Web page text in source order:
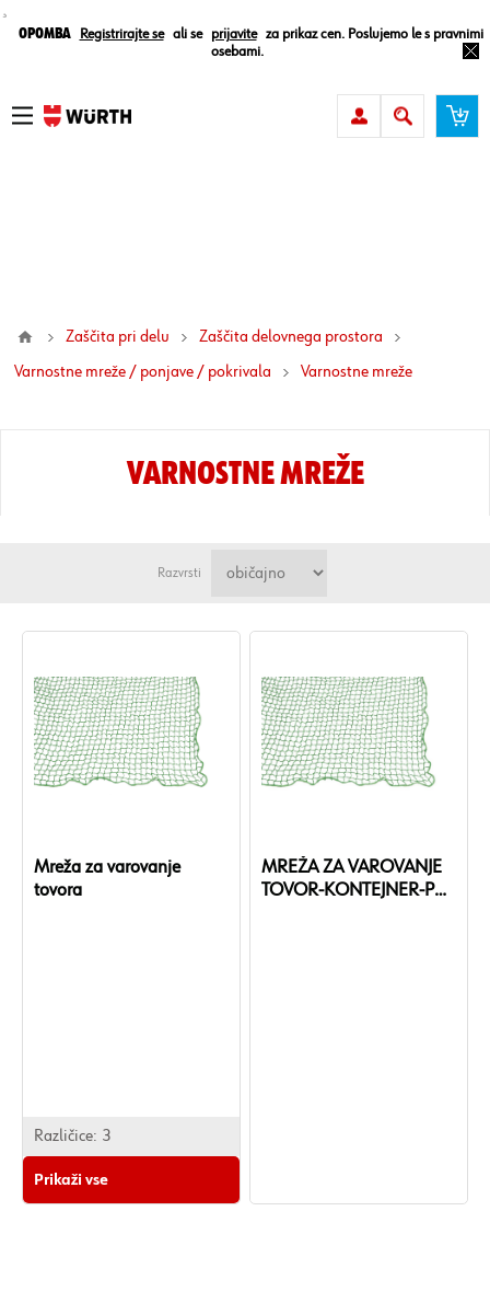
¸
Opomba Registrirajte se ali se prijavite
za prikaz cen. Poslujemo le s pravnimi
osebami.
Zaščita pri delu
Zaščita delovnega prostora
Varnostne mreže / ponjave / pokrivala
varnostne mreže
VARNOSTNE MREŽE
Razvrsti
Mreža za varovanje
tovora
Različice: 3
Prikaži vse
MREŽA ZA VAROVANJE
TOVOR-KONTEJNER-PP-